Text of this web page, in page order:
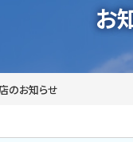
お
のお知らせ